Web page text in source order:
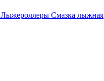
Лыжероллеры Смазка лыжная